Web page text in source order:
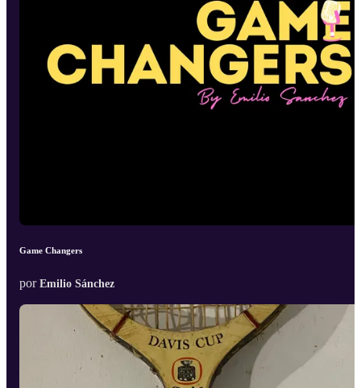
Game Changers
por Emilio Sánchez